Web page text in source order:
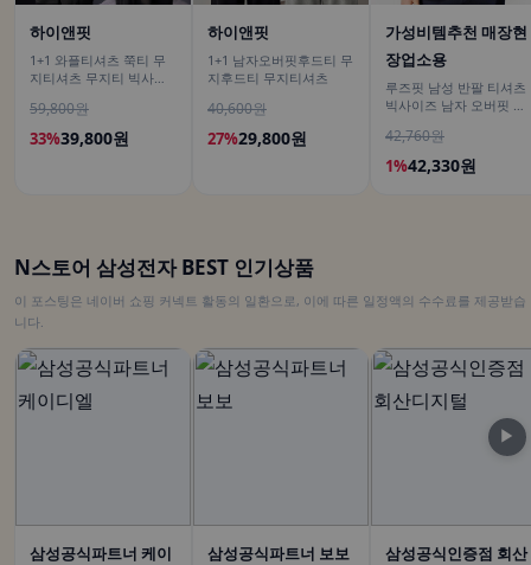
하이앤핏
1+1 와플티셔츠 쭉티 무
지티셔츠 무지티 빅사이
59,800원
33%39,800원
하이앤핏
1+1 남자오버핏후드티 무
지후드티 무지티셔츠
40,600원
27%29,800원
가성비템추천 매장현
장업소용
루즈핏 남성 반팔 티셔츠
빅사이즈 남자 오버핏 티
42,760원
1%42,330원
N스토어 삼성전자 BEST 인기상품
이 포스팅은 네이버 쇼핑 커넥트 활동의 일환으로, 이에 따른 일정액의 수수료를 제공받습
니다.
삼성공식파트너 케이
삼성공식파트너 보보
삼성공식인증점 회산
▶